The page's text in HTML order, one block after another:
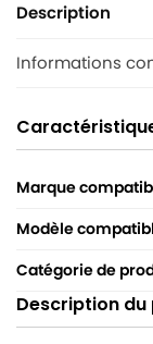
Description
Informations
Marque
Modèle
Catégorie de
Description du